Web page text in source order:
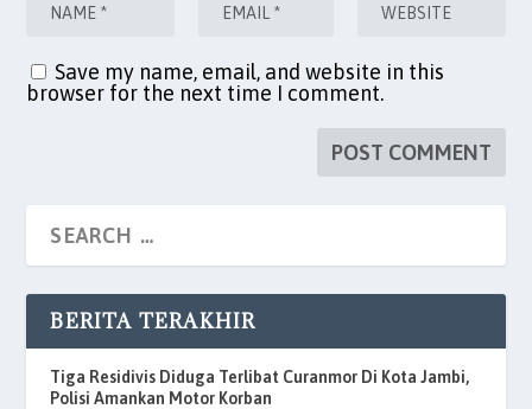
Save my name, email, and website in this
browser for the next time I comment.
BERITA TERAKHIR
Tiga Residivis Diduga Terlibat Curanmor Di Kota Jambi,
Polisi Amankan Motor Korban